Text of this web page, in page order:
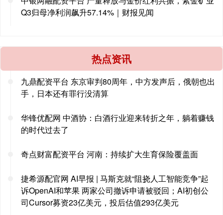
Q3归母净利润飙升57.14%｜财报见闻
热点资讯
九鼎配资平台 东京审判80周年，中方发声后，俄朝也出
手，日本还有罪行没清算
华锋优配网 中酒协：白酒行业迎来转折之年，躺着赚钱
的时代过去了
奇点财富配资平台 ​河南：持续扩大生育保险覆盖面
捷希源配官网 AI早报 | 马斯克就“阻挠人工智能竞争”起
诉OpenAI和苹果 两家公司撤诉申请被驳回；AI初创公
司Cursor募资23亿美元，投后估值293亿美元